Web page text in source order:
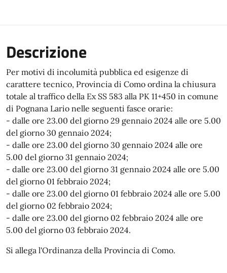
Descrizione
Per motivi di incolumità pubblica ed esigenze di
carattere tecnico, Provincia di Como ordina la chiusura
totale al traffico della Ex SS 583 alla PK 11+450 in comune
di Pognana Lario nelle seguenti fasce orarie:
- dalle ore 23.00 del giorno 29 gennaio 2024 alle ore 5.00
del giorno 30 gennaio 2024;
- dalle ore 23.00 del giorno 30 gennaio 2024 alle ore
5.00 del giorno 31 gennaio 2024;
- dalle ore 23.00 del giorno 31 gennaio 2024 alle ore 5.00
del giorno 01 febbraio 2024;
- dalle ore 23.00 del giorno 01 febbraio 2024 alle ore 5.00
del giorno 02 febbraio 2024;
- dalle ore 23.00 del giorno 02 febbraio 2024 alle ore
5.00 del giorno 03 febbraio 2024.
Si allega l'Ordinanza della Provincia di Como.